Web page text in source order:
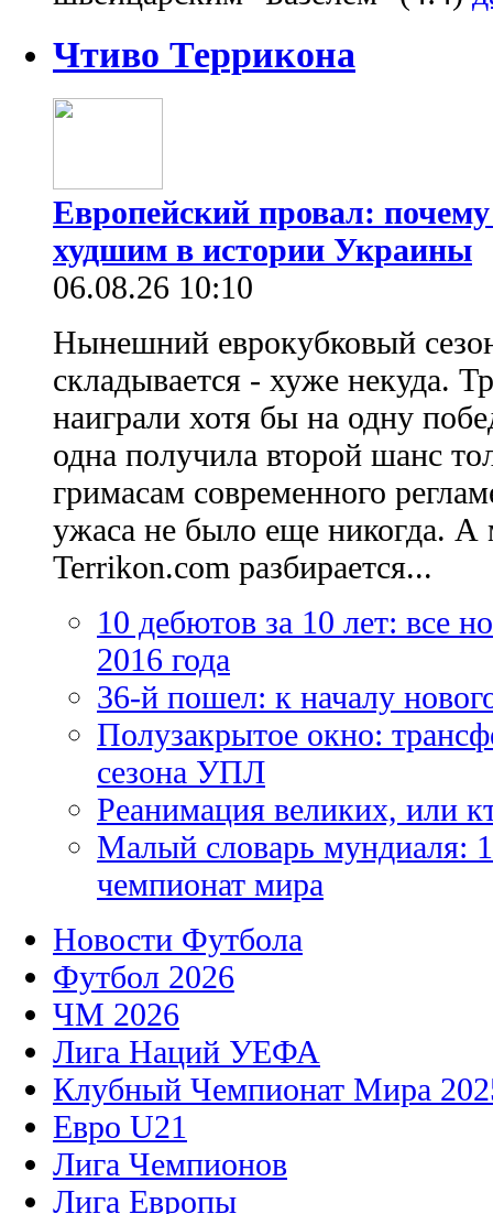
Чтиво Террикона
Европейский провал:
худшим в истории Украины
06.08.26 10:10
Нынешний еврокубковый
складывается - хуже некуда.
наиграли хотя бы на одну
одна получила второй шанс
гримасам современного
ужаса не было еще никогда. А
Terrikon.com разбирается...
10 дебютов за 10 лет: все
2016 года
36-й пошел: к началу
Полузакрытое окно:
сезона УПЛ
Реанимация великих, или
Малый словарь мундиаля:
чемпионат мира
Новости Футбола
Футбол 2026
ЧМ 2026
Лига Наций УЕФА
Клубный Чемпионат Мира
Евро U21
Лига Чемпионов
Лига Европы